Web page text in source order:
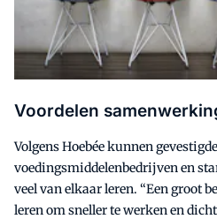
Voordelen
Volgens Hoebée kunnen gevestigde
voedingsmiddelenbedrijven en
veel van elkaar leren. “Een groot
leren om sneller te werken en